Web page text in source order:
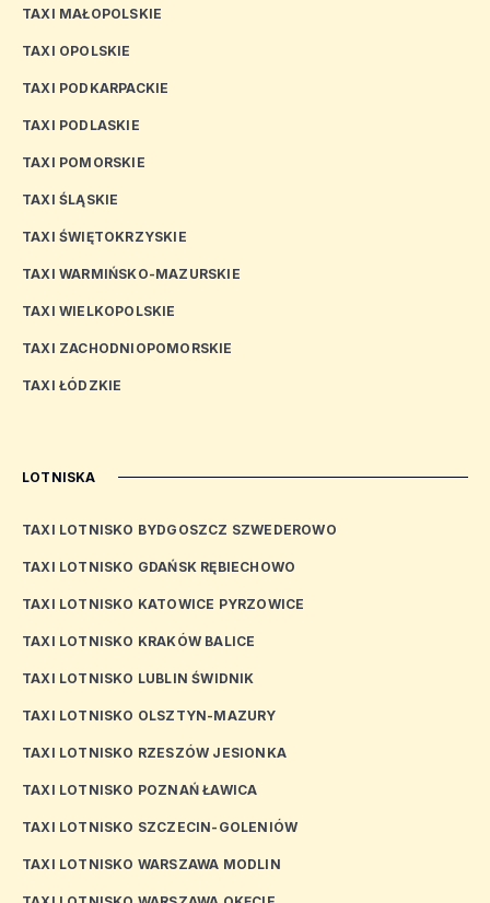
TAXI MAŁOPOLSKIE
TAXI OPOLSKIE
TAXI PODKARPACKIE
TAXI PODLASKIE
TAXI POMORSKIE
TAXI ŚLĄSKIE
TAXI ŚWIĘTOKRZYSKIE
TAXI WARMIŃSKO-MAZURSKIE
TAXI WIELKOPOLSKIE
TAXI ZACHODNIOPOMORSKIE
TAXI ŁÓDZKIE
LOTNISKA
TAXI LOTNISKO BYDGOSZCZ SZWEDEROWO
TAXI LOTNISKO GDAŃSK RĘBIECHOWO
TAXI LOTNISKO KATOWICE PYRZOWICE
TAXI LOTNISKO KRAKÓW BALICE
TAXI LOTNISKO LUBLIN ŚWIDNIK
TAXI LOTNISKO OLSZTYN-MAZURY
TAXI LOTNISKO RZESZÓW JESIONKA
TAXI LOTNISKO POZNAŃ ŁAWICA
TAXI LOTNISKO SZCZECIN-GOLENIÓW
TAXI LOTNISKO WARSZAWA MODLIN